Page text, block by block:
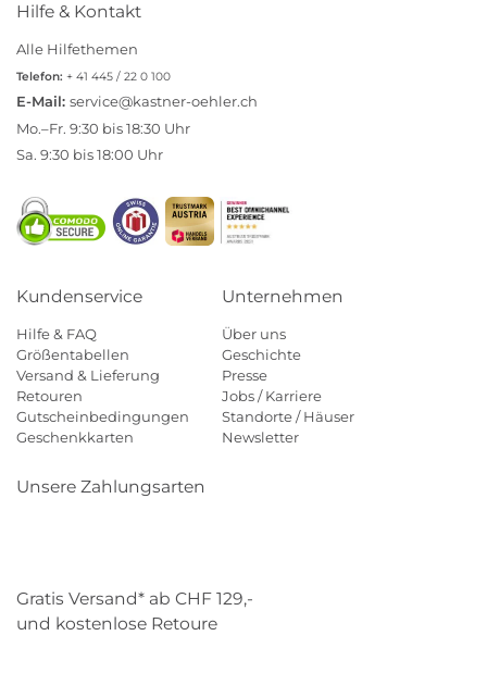
Hilfe & Kontakt
Alle Hilfethemen
Telefon: + 41 445 / 22 0 100
E-Mail: service@kastner-oehler.ch
Mo.–Fr. 9:30 bis 18:30 Uhr
Sa. 9:30 bis 18:00 Uhr
Kundenservice
Hilfe & FAQ
Größentabellen
Versand & Lieferung
Retouren
Gutscheinbedingungen
Geschenkkarten
Unternehmen
Über uns
Geschichte
Presse
Jobs / Karriere
Standorte / Häuser
Newsletter
Unsere Zahlungsarten
Gratis Versand* ab CHF 129,-
und kostenlose Retoure